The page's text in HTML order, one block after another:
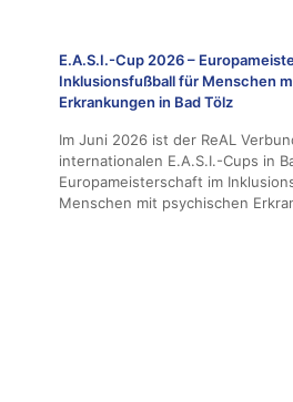
E.A.S.I.-Cup 2026 –
Inklusionsfußball für Menschen
Erkrankungen in Bad Tölz
Im Juni 2026 ist der ReAL
internationalen E.A.S.I.-Cups in
Europameisterschaft im
Menschen mit psychischen